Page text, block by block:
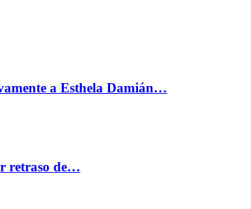
a Esthela Damián…
retraso de…